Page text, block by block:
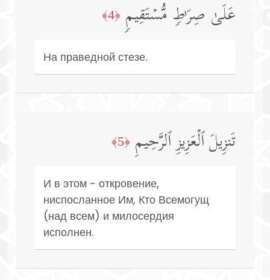
عَلَىٰ صِرَ ٰ⁠طࣲ مُّسۡتَقِیمࣲ ﴿4﴾
На праведной стезе.
تَنزِیلَ ٱلۡعَزِیزِ ٱلرَّحِیمِ ﴿5﴾
И в этом - откровение,
ниспосланное Им, Кто Всемогущ
(над всем) и милосердия
исполнен.